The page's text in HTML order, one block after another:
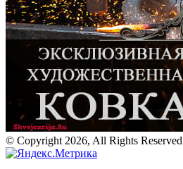
© Copyright 2026, All Rights Reserved